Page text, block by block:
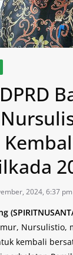
2024, 6:37 pm
Nursulistio,
kembali